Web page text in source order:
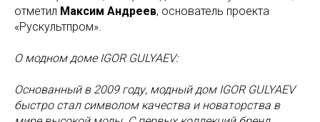
отметил Максим Андреев, основатель проекта
«Рускультпром».
О модном доме IGOR GULYAEV:
Основанный в 2009 году, модный дом IGOR GULYAEV
быстро стал символом качества и новаторства в